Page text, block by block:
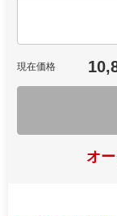
現在価格
オ